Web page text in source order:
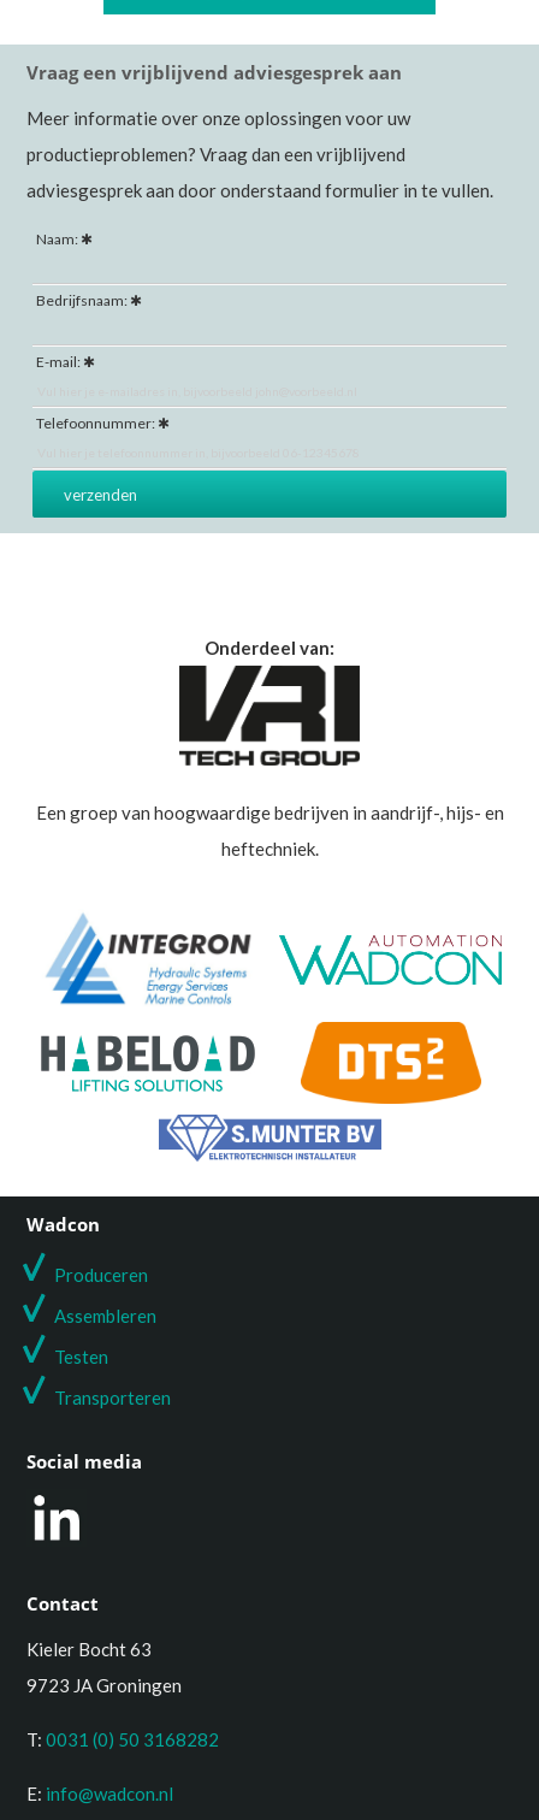
Vraag een vrijblijvend adviesgesprek aan
Meer informatie over onze oplossingen voor uw
productieproblemen? Vraag dan een vrijblijvend
adviesgesprek aan door onderstaand formulier in te vullen.
Naam:
Bedrijfsnaam:
E-mail:
Telefoonnummer:
Onderdeel van:
Een groep van hoogwaardige bedrijven in aandrijf-, hijs- en
heftechniek.
Wadcon
Produceren
Assembleren
Testen
Transporteren
Social media
Contact
Kieler Bocht 63
9723 JA Groningen
T:0031 (0) 50 3168282
E: info@wadcon.nl